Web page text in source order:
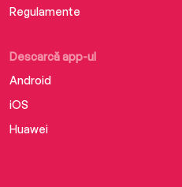
Descarcă app-ul
Android
iOS
Huawei
Regulamente